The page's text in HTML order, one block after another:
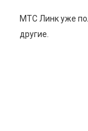
МТС Линк уже
другие.